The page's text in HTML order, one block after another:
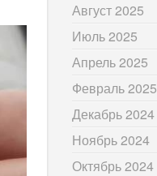
Август 2025
Июль 2025
Апрель 2025
Февраль 2025
Декабрь 2024
Ноябрь 2024
Октябрь 2024